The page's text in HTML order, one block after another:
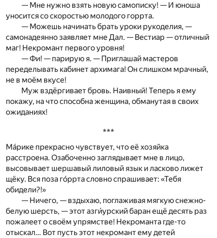
— Мне нужно взять новую самописку! — И юноша
уносится со скоростью молодого горрта.
— Можешь начинать брать уроки рукоделия, —
самонадеянно заявляет мне Дал. — Вестиар — отличный
маг! Некромант первого уровня!
— Фи! — парирую я. — Приглашай мастеров
переделывать кабинет архимага! Он слишком мрачный,
не в моём вкусе!
Муж вздёргивает бровь. Наивный! Теперь я ему
покажу, на что способна женщина, обманутая в своих
ожиданиях!
***
Мáрике прекрасно чувствует, что её хозяйка
расстроена. Озабоченно заглядывает мне в лицо,
высовывает шершавый лиловый язык и ласково лижет
щёку. Вся поза го́ррта словно спрашивает: «Тебя
обидели?!»
— Ничего, — вздыхаю, поглаживая мягкую снежно-
белую шерсть, — этот азги́урский баран ещё десять раз
пожалеет о своём упрямстве! Некроманта где-то
отыскал… Вот пусть этот некромант ему детей